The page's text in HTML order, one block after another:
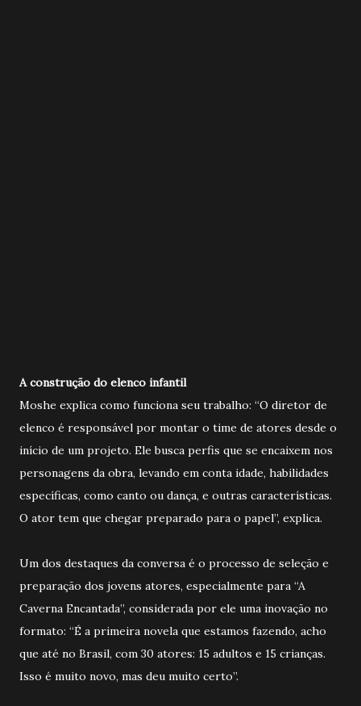
A construção do elenco infantil
Moshe explica como funciona seu trabalho: “O diretor de
elenco é responsável por montar o time de atores desde o
início de um projeto. Ele busca perfis que se encaixem nos
personagens da obra, levando em conta idade, habilidades
específicas, como canto ou dança, e outras características.
O ator tem que chegar preparado para o papel”, explica.
Um dos destaques da conversa é o processo de seleção e
preparação dos jovens atores, especialmente para “A
Caverna Encantada”, considerada por ele uma inovação no
formato: “É a primeira novela que estamos fazendo, acho
que até no Brasil, com 30 atores: 15 adultos e 15 crianças.
Isso é muito novo, mas deu muito certo”.